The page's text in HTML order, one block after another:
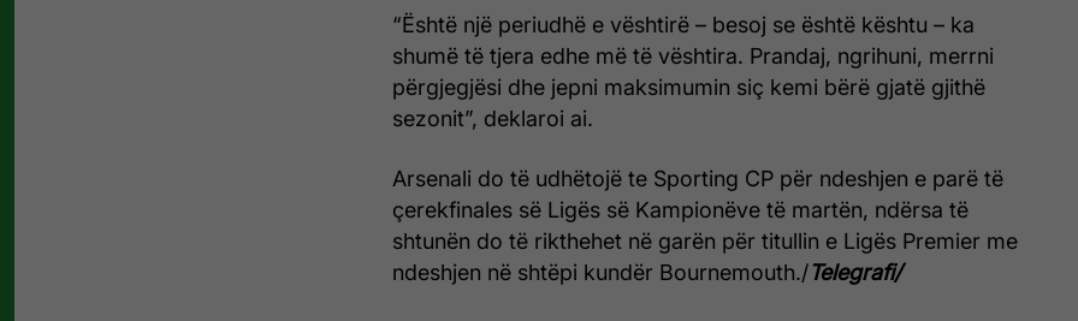
“Është një periudhë e vështirë – besoj se është kështu – ka
shumë të tjera edhe më të vështira. Prandaj, ngrihuni, merrni
përgjegjësi dhe jepni maksimumin siç kemi bërë gjatë gjithë
sezonit”, deklaroi ai.
Arsenali do të udhëtojë te Sporting CP për ndeshjen e parë të
çerekfinales së Ligës së Kampionëve të martën, ndërsa të
shtunën do të rikthehet në garën për titullin e Ligës Premier me
ndeshjen në shtëpi kundër Bournemouth./Telegrafi/